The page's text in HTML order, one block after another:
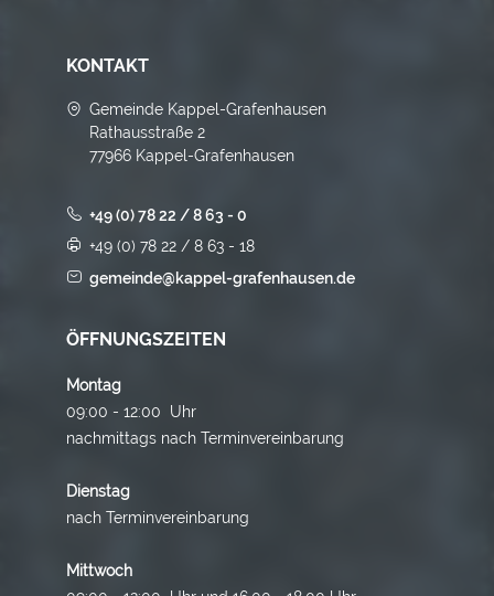
KONTAKT
Gemeinde Kappel-Grafenhausen
Rathausstraße 2
77966 Kappel-Grafenhausen
+49 (0) 78 22 / 8 63 - 0
+49 (0) 78 22 / 8 63 - 18
gemeinde@kappel-grafenhausen.de
ÖFFNUNGSZEITEN
Montag
09:00 - 12:00 Uhr
nachmittags nach Terminvereinbarung
Dienstag
nach Terminvereinbarung
Mittwoch